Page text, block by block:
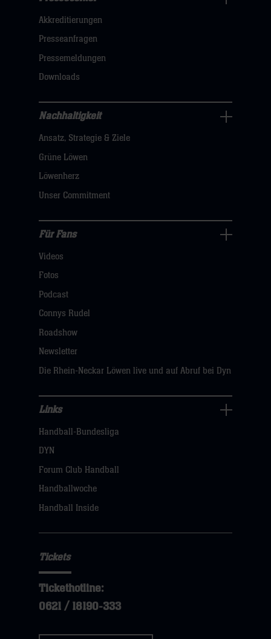
Navigation
öffnen,
dann
klicken
hier
Akkreditierungen
Presseanfragen
Pressemeldungen
Downloads
Nachhaltigkeit
Navigation
öffnen,
dann
hier
Nachhaltigkeit
Ansatz, Strategie & Ziele
Grüne Löwen
Löwenherz
Unser Commitment
Fans
Navigation
öffnen,
dann
hier
Für Fans
Videos
Fotos
Podcast
Connys Rudel
Roadshow
Newsletter
Die Rhein-Neckar Löwen live und auf Abruf bei Dyn
Navigation
öffnen,
dann
klicken
Links
Handball-Bundesliga
DYN
Forum Club Handball
Handballwoche
Handball Inside
Tickets
Tickethotline:
0621 / 18190-333